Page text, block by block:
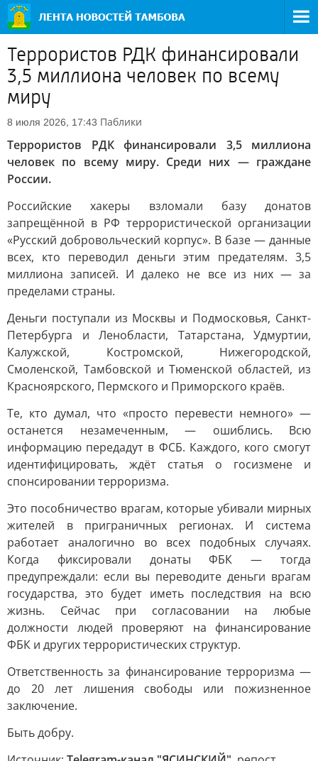
Террористов РДК финансировали
3,5 миллиона человек по всему
миру
8 июля 2026, 17:43 Паблики
Террористов РДК финансировали 3,5 миллиона
человек по всему миру. Среди них — граждане
России.
Российские хакеры взломали базу донатов
запрещённой в РФ террористической организации
«Русский добровольческий корпус». В базе — данные
всех, кто переводил деньги этим предателям. 3,5
миллиона записей. И далеко не все из них — за
пределами страны.
Деньги поступали из Москвы и Подмосковья, Санкт-
Петербурга и Ленобласти, Татарстана, Удмуртии,
Калужской, Костромской, Нижегородской,
Смоленской, Тамбовской и Тюменской областей, из
Красноярского, Пермского и Приморского краёв.
Те, кто думал, что «просто перевести немного» —
останется незамеченным, — ошиблись. Всю
информацию передадут в ФСБ. Каждого, кого смогут
идентифицировать, ждёт статья о госизмене и
спонсировании терроризма.
Это пособничество врагам, которые убивали мирных
жителей в приграничных регионах. И система
работает аналогично во всех подобных случаях.
Когда фиксировали донаты ФБК — тогда
предупреждали: если вы переводите деньги врагам
государства, это будет иметь последствия на всю
жизнь. Сейчас при согласовании на любые
должности людей проверяют на финансирование
ФБК и других террористических структур.
Ответственность за финансирование терроризма —
до 20 лет лишения свободы или пожизненное
заключение.
Быть добру.